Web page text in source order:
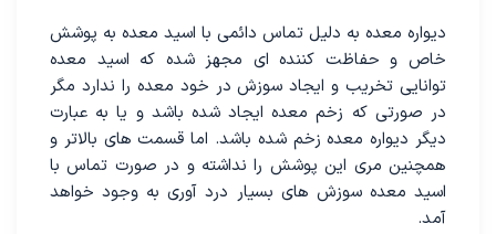
دیواره معده به دلیل تماس دائمی با اسید معده به پوشش
خاص و حفاظت کننده ای مجهز شده که اسید معده
توانایی تخریب و ایجاد سوزش در خود معده را ندارد مگر
در صورتی که زخم معده ایجاد شده باشد و یا به عبارت
دیگر دیواره معده زخم شده باشد. اما قسمت های بالاتر و
همچنین مری این پوشش را نداشته و در صورت تماس با
اسید معده سوزش های بسیار درد آوری به وجود خواهد
آمد.